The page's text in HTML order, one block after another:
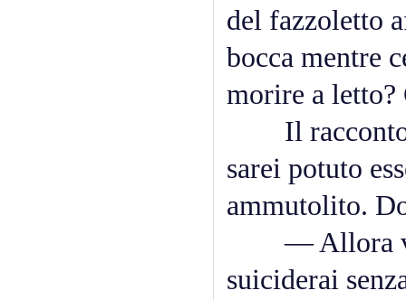
del fazzoletto
bocca mentre
morire a
Il racconto
sarei potuto
ammutolito.
— Allora
suiciderai